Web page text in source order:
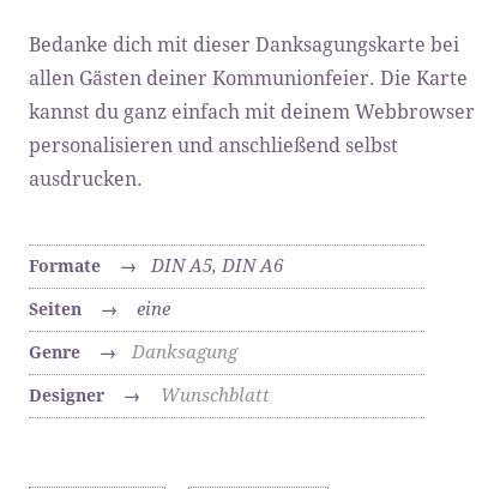
Bedanke dich mit dieser Danksagungskarte bei
allen Gästen deiner Kommunionfeier. Die Karte
kannst du ganz einfach mit deinem Webbrowser
personalisieren und anschließend selbst
ausdrucken.
Formate → DIN A5, DIN A6
Seiten → eine
Genre → Danksagung
Designer → Wunschblatt